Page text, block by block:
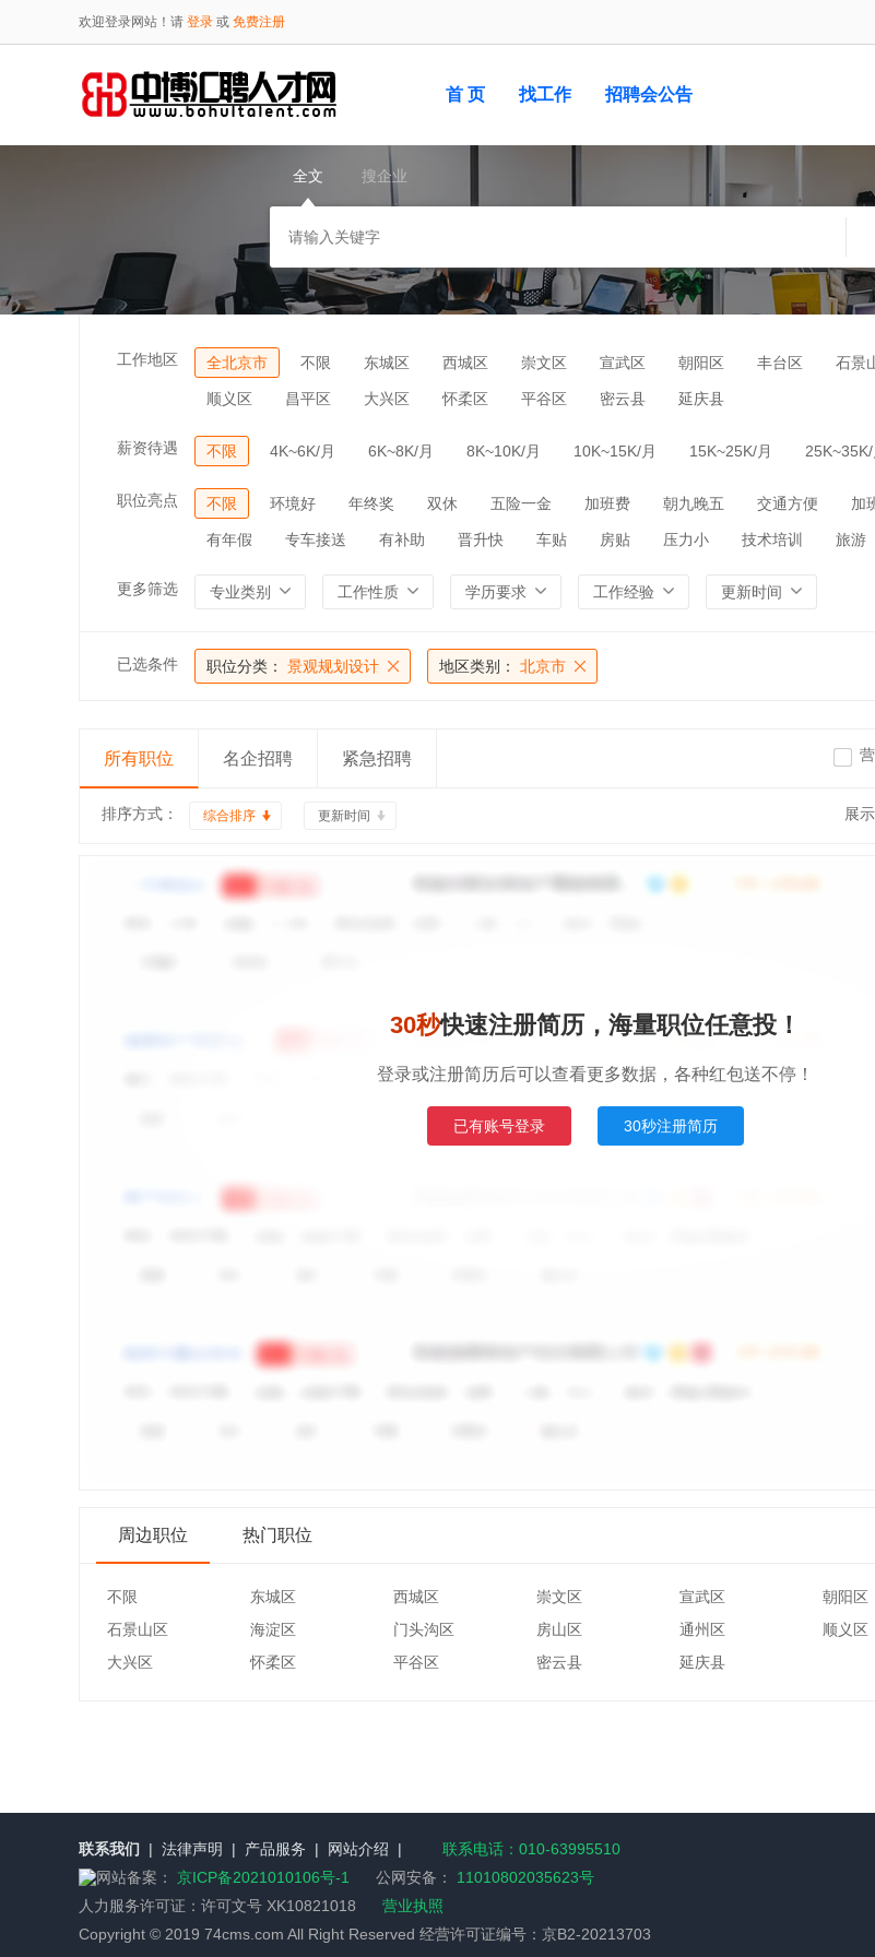
欢迎登录网站！请 登录 或 免费注册
首 页 找工作 招聘会公告
全文 搜企业
工作地区 全北京市 不限 东城区 西城区 崇文区 宣武区 朝阳区 丰台区 石景
顺义区 昌平区 大兴区 怀柔区 平谷区 密云县 延庆县
薪资待遇 不限 4K~6K/月 6K~8K/月 8K~10K/月 10K~15K/月 15K~25K/月 25K~35K/
职位亮点 不限 环境好 年终奖 双休 五险一金 加班费 朝九晚五 交通方便 加
有年假 专车接送 有补助 晋升快 车贴 房贴 压力小 技术培训 旅游
更多筛选 专业类别 工作性质 学历要求 工作经验 更新时间
已选条件 职位分类： 景观规划设计 地区类别： 北京市
所有职位 名企招聘 紧急招聘
排序方式： 综合排序 更新时间 展
30秒快速注册简历，海量职位任意投！
登录或注册简历后可以查看更多数据，各种红包送不停！
已有账号登录 30秒注册简历
周边职位 热门职位
不限 东城区 西城区 崇文区 宣武区 朝阳区
石景山区
海淀区 门头沟区 房山区 通州区 顺义区
大兴区
怀柔区 平谷区 密云县 延庆县
联系我们 | 法律声明 | 产品服务 | 网站介绍 |
联系电话：010-63995510
网站备案： 京ICP备2021010106号-1 公网安备：
11010802035623号
人力服务许可证： 许可文号 XK10821018
营业执照
Copyright © 2019 74cms.com All Right Reserved 经营许可证编号：京B2-20213703